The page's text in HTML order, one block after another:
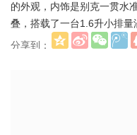
的外观，内饰是别克一贯水
叠，搭载了一台1.6升小排量
分享到：